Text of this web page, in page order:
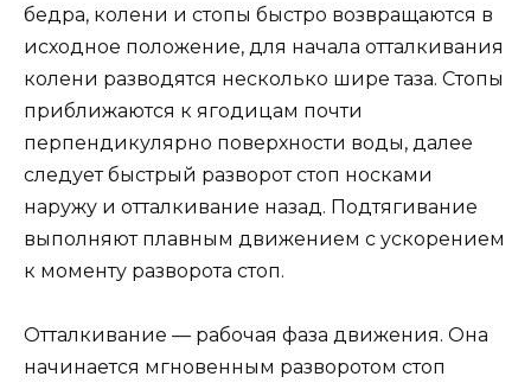
бедра, колени и стопы быстро возвращаются в
исходное положение, для начала отталкивания
колени разводятся несколько шире таза. Стопы
приближаются к ягодицам почти
перпендикулярно поверхности воды, далее
следует быстрый разворот стоп носками
наружу и отталкивание назад. Подтягивание
выполняют плавным движением с ускорением
к моменту разворота стоп.
Отталкивание — рабочая фаза движения. Она
начинается мгновенным разворотом стоп